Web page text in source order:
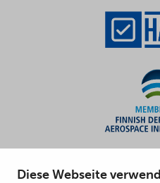
Diese Webseite